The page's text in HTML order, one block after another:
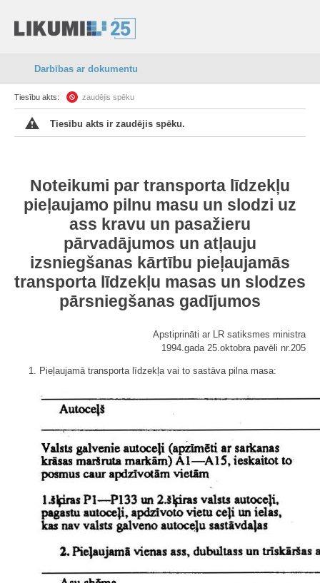
Darbības ar dokumentu
Tiesību akts: zaudējis spēku
Tiesību akts ir zaudējis spēku.
Noteikumi par transporta līdzekļu
pieļaujamo pilnu masu un slodzi uz
ass kravu un pasažieru
pārvadājumos un atļauju
izsniegšanas kārtību pieļaujamās
transporta līdzekļu masas un slodzes
pārsniegšanas gadījumos
Apstiprināti ar LR satiksmes ministra
1994.gada 25.oktobra pavēli nr.205
1. Pieļaujamā transporta līdzekļa vai to sastāva pilna masa: